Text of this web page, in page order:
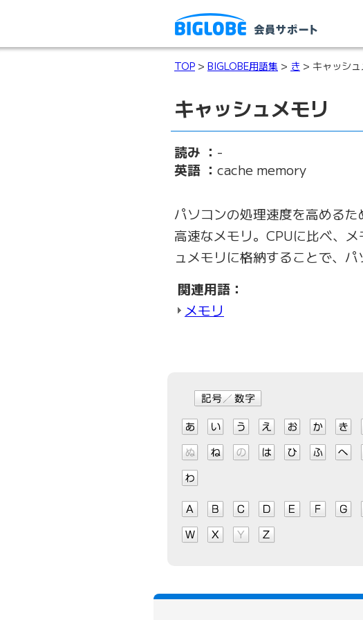
TOP > BIGLOBE用語集 > き > キャッシュ
キャッシュメモリ
読み ： -
英語 ： cache memory
パソコンの処理速度を高める
高速なメモリ。CPUに比べ、
ュメモリに格納することで、パ
関連用語：
メモリ